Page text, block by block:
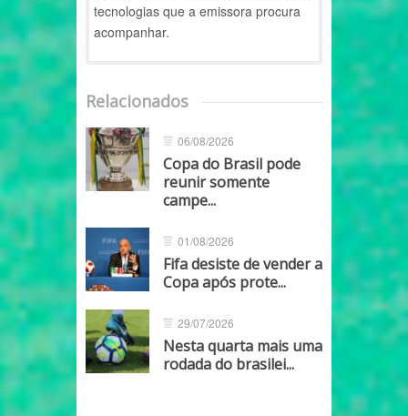
tecnologias que a emissora procura
acompanhar.
Relacionados
06/08/2026
Copa do Brasil pode
reunir somente
campe...
01/08/2026
Fifa desiste de vender a
Copa após prote...
29/07/2026
Nesta quarta mais uma
rodada do brasilei...